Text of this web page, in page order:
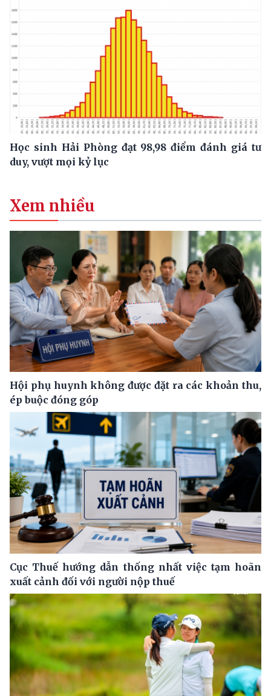
Học sinh Hải Phòng đạt 98,98 điểm đánh giá tư
duy, vượt mọi kỷ lục
Xem nhiều
Hội phụ huynh không được đặt ra các khoản thu,
ép buộc đóng góp
Cục Thuế hướng dẫn thống nhất việc tạm hoãn
xuất cảnh đối với người nộp thuế